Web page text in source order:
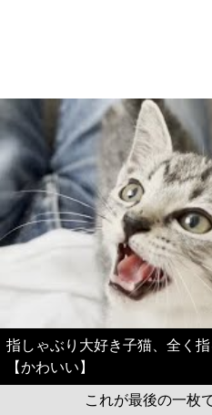
指しゃぶり大好き子猫、全く
【かわいい】
これが最後の一枚